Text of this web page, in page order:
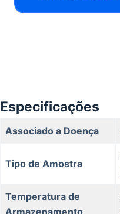
Especificações
Associado a Doença
Tipo de Amostra
Temperatura de